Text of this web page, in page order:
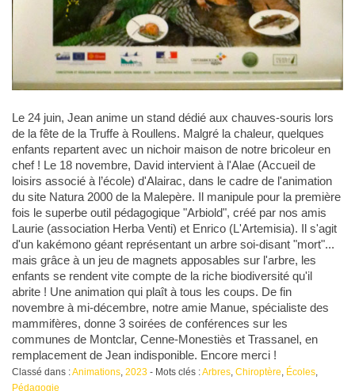
Le 24 juin, Jean anime un stand dédié aux chauves-souris lors
de la fête de la Truffe à Roullens. Malgré la chaleur, quelques
enfants repartent avec un nichoir maison de notre bricoleur en
chef ! Le 18 novembre, David intervient à l'Alae (Accueil de
loisirs associé à l’école) d'Alairac, dans le cadre de l'animation
du site Natura 2000 de la Malepère. Il manipule pour la première
fois le superbe outil pédagogique "Arbiold", créé par nos amis
Laurie (association Herba Venti) et Enrico (L'Artemisia). Il s'agit
d'un kakémono géant représentant un arbre soi-disant "mort"...
mais grâce à un jeu de magnets apposables sur l'arbre, les
enfants se rendent vite compte de la riche biodiversité qu'il
abrite ! Une animation qui plaît à tous les coups. De fin
novembre à mi-décembre, notre amie Manue, spécialiste des
mammifères, donne 3 soirées de conférences sur les
communes de Montclar, Cenne-Monestiès et Trassanel, en
remplacement de Jean indisponible. Encore merci !
Classé dans :Animations, 2023- Mots clés :Arbres, Chiroptère, Écoles,
Pédagogie